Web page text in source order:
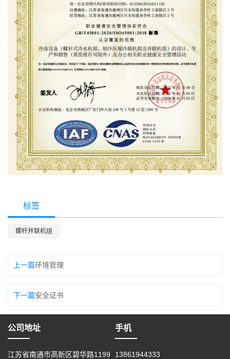
标签
螺杆并联机组
上一篇环境管理
下一篇安全证书
公司地址
江苏省南通市高新区碧华路1199
手机
13861944333